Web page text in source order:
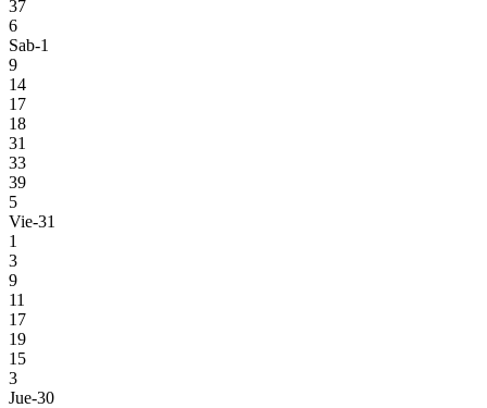
37
6
Sab-1
9
14
17
18
31
33
39
5
Vie-31
1
3
9
11
17
19
15
3
Jue-30